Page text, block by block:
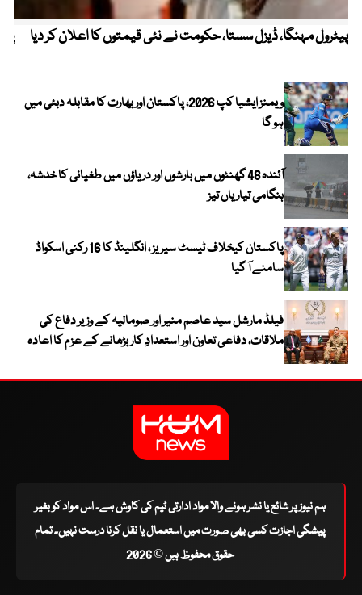
پیٹرول مہنگا، ڈیزل سستا، حکومت نے نئی قیمتوں کا اعلان کر دیا
ویمنز ایشیا کپ 2026، پاکستان اور بھارت کا مقابلہ دبئی میں
ہو گا
آئندہ 48 گھنٹوں میں بارشوں اور دریاؤں میں طغیانی کا خدشہ،
ہنگامی تیاریاں تیز
پاکستان کیخلاف ٹیسٹ سیریز ، انگلینڈ کا 16 رکنی اسکواڈ
سامنے آ گیا
فیلڈ مارشل سید عاصم منیر اور صومالیہ کے وزیر دفاع کی
ملاقات، دفاعی تعاون اور استعدادِ کار بڑھانے کے عزم کا اعادہ
ہم نیوز پر شائع یا نشر ہونے والا مواد ادارتی ٹیم کی کاوش ہے۔ اس مواد کو بغیر
پیشگی اجازت کسی بھی صورت میں استعمال یا نقل کرنا درست نہیں۔ تمام
حقوق محفوظ ہیں © 2026